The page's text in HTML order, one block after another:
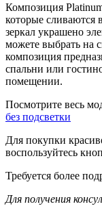
Композиция
которые сливаются
зеркал украшено
можете выбрать на
композиция
спальни или
помещении.
Посмотрите весь
без подсветки
Для покупки
воспользуйтесь
Требуется более
Для получения